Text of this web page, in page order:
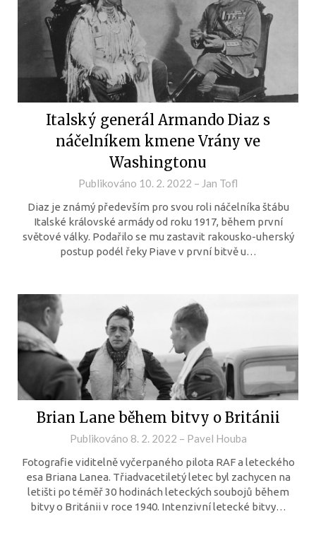
Italský generál Armando Diaz s
náčelníkem kmene Vrány ve
Washingtonu
Publikováno 10. 2. 2022 – Jan Tofl
Diaz je známý především pro svou roli náčelníka štábu
Italské královské armády od roku 1917, během první
světové války. Podařilo se mu zastavit rakousko-uherský
postup podél řeky Piave v první bitvě u…
Brian Lane během bitvy o Británii
Publikováno 8. 2. 2022 – Pavel Houba
Fotografie viditelně vyčerpaného pilota RAF a leteckého
esa Briana Lanea. Třiadvacetiletý letec byl zachycen na
letišti po téměř 30 hodinách leteckých soubojů během
bitvy o Británii v roce 1940. Intenzivní letecké bitvy…